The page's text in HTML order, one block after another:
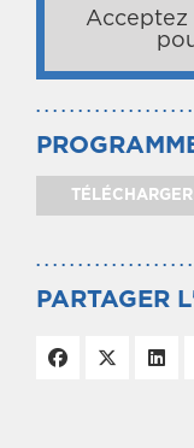
Acceptez
TÉLÉCHARGER
PARTAGER